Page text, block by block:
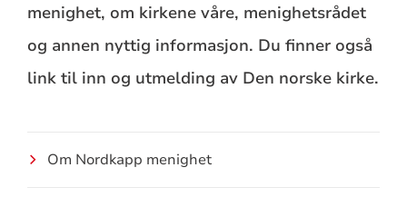
menighet, om kirkene våre, menighetsrådet
og annen nyttig informasjon. Du finner også
link til inn og utmelding av Den norske kirke.
Om Nordkapp menighet